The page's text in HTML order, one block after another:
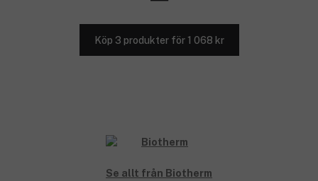
Köp 3 produkter för 1 068 kr
Se allt från Biotherm